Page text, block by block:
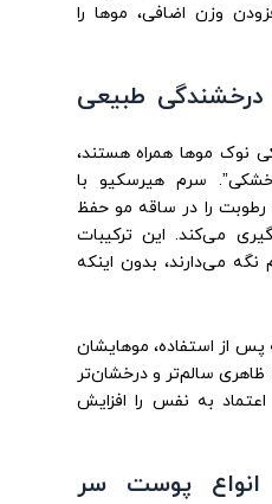
وزن اضافی، موها را
طبیعی
نوک موها همراه هستند،
خشکی”. سرم هیرسکیو با
رطوبت را در ساقه مو حفظ
می‌کند. این ترکیبات
نگه می‌دارند، بدون اینکه
پس از استفاده، موهایشان
ظاهری سالم‌تر و درخشان‌تر
به نفس را افزایش
انواع پوست سر